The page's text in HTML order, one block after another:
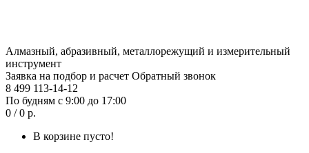
Алмазный, абразивный, металлорежущий и измерительный
инструмент
Заявка на подбор и расчет Обратный звонок
8 499 113-14-12
По будням с 9:00 до 17:00
0 / 0 р.
В корзине пусто!